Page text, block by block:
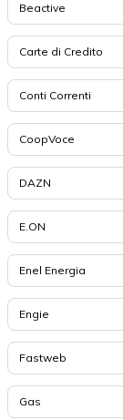
Beactive
Carte di Credito
Conti Correnti
CoopVoce
DAZN
E.ON
Enel Energia
Engie
Fastweb
Gas